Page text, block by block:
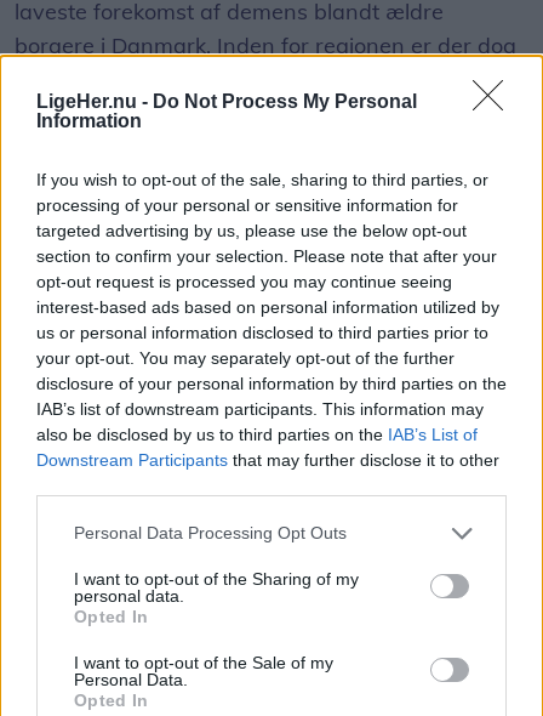
LigeHer.nu - Do Not Process My Personal
Information
If you wish to opt-out of the sale, sharing to third parties, or
processing of your personal or sensitive information for
targeted advertising by us, please use the below opt-out
section to confirm your selection. Please note that after your
opt-out request is processed you may continue seeing
interest-based ads based on personal information utilized by
us or personal information disclosed to third parties prior to
your opt-out. You may separately opt-out of the further
disclosure of your personal information by third parties on the
IAB’s list of downstream participants. This information may
also be disclosed by us to third parties on the IAB’s List of
Downstream Participants that may further disclose it to other
Personal Data Processing Opt Outs
I want to opt-out of the Sharing of my
personal data.
Opted In
I want to opt-out of the Sale of my
Personal Data.
Opted In
Herunder får man et overblik over, hvornår
Nordjylland.
laveste forekomst af demens blandt ældre
borgere i Danmark. Inden for regionen er der dog
med demens, mens Jammerbugt Kommune har
den laveste.
Det skriver FOA i en pressemeddelelse.
Samtidig advarer FOA om, at det stigende antal
borgere med demens lægger et voksende pres på
ældreplejen.
- På landets plejehjem lever omkring to ud af tre
beboere i dag med en demenssygdom. Det stiller
store krav til medarbejderne og udfordrer
mulighederne for at skabe en tryg hverdag for alle
beboere, siger Tanja Nielsen, formand for Social-
- Forestil dig en nattevagt, hvor én borger går
Vis mere
Del artikel
Kategorier
Aktuelt
Mennesker